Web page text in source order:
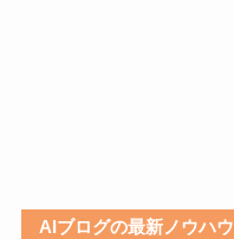
AIブログの最新ノウハウ